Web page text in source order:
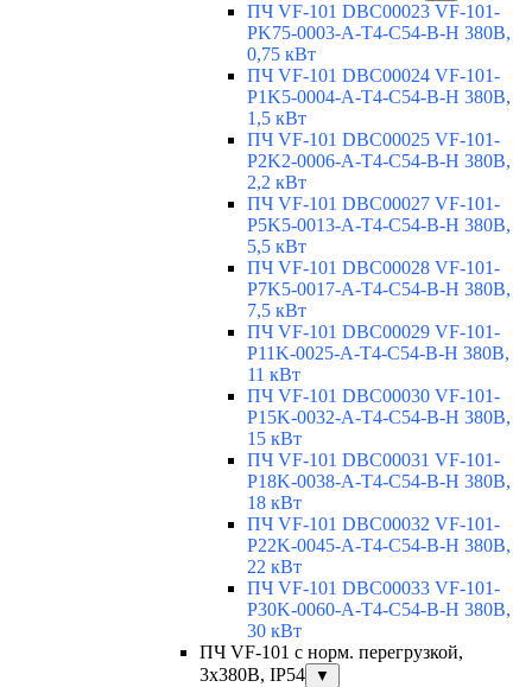
ПЧ VF-101 DBC00023 VF-101-
PK75-0003-A-T4-C54-B-H 380В,
0,75 кВт
ПЧ VF-101 DBC00024 VF-101-
P1K5-0004-A-T4-C54-B-H 380В,
1,5 кВт
ПЧ VF-101 DBC00025 VF-101-
P2K2-0006-A-T4-C54-B-H 380В,
2,2 кВт
ПЧ VF-101 DBC00027 VF-101-
P5K5-0013-A-T4-C54-B-H 380В,
5,5 кВт
ПЧ VF-101 DBC00028 VF-101-
P7K5-0017-A-T4-C54-B-H 380В,
7,5 кВт
ПЧ VF-101 DBC00029 VF-101-
P11K-0025-A-T4-C54-B-H 380В,
11 кВт
ПЧ VF-101 DBC00030 VF-101-
P15K-0032-A-T4-C54-B-H 380В,
15 кВт
ПЧ VF-101 DBC00031 VF-101-
P18K-0038-A-T4-C54-B-H 380В,
18 кВт
ПЧ VF-101 DBC00032 VF-101-
P22K-0045-A-T4-C54-B-H 380В,
22 кВт
ПЧ VF-101 DBC00033 VF-101-
P30K-0060-A-T4-C54-B-H 380В,
30 кВт
ПЧ VF-101 с норм. перегрузкой,
3x380В, IP54
▼